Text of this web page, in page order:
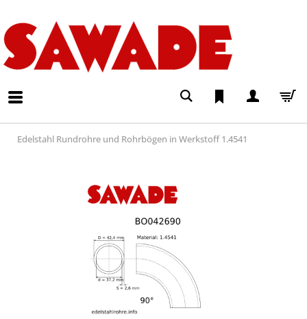
Edelstahl Rundrohre und Rohrbögen in Werkstoff 1.4541